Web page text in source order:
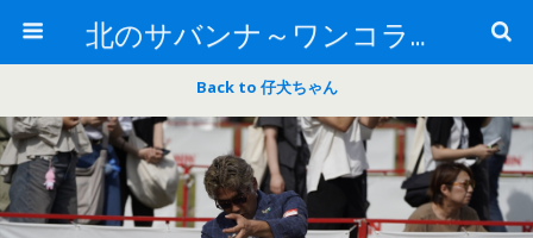
北のサバンナ～ワンコライフ～
Back to 仔犬ちゃん